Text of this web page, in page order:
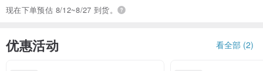
现在下单预估 8/12~8/27 到货。
优惠活动 看全部 (2)